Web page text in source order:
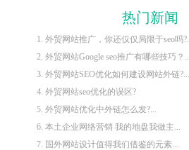
热门新闻
1. 外贸网站推广，你还仅仅局限于seo吗?...
2. 外贸网站Google seo推广有哪些技巧？...
3. 外贸网站SEO优化如何建设网站外链?...
4. 外贸网站seo优化的误区?
5. 外贸网站优化中外链怎么发?...
6. 本土企业网络营销 我的地盘我做主...
7. 国外网站设计值得我们借鉴的元素...